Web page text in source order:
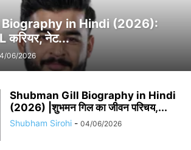
Biography in Hindi (2026):
करियर, नेट...
06/2026
Shubman Gill Biography in Hindi
(2026) |शुभमन गिल का जीवन परिचय,...
Shubham Sirohi - 04/06/2026